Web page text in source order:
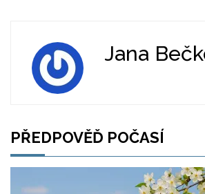
Jana
PŘEDPOVĚĎ POČASÍ